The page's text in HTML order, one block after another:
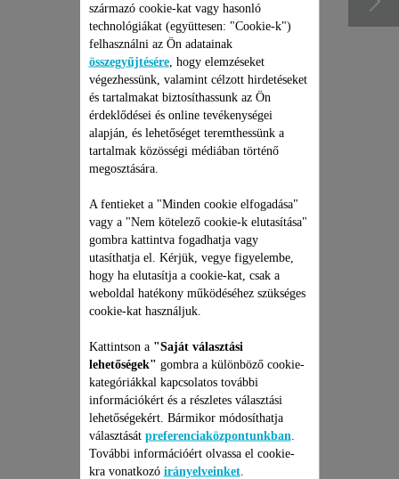
ROBOTPORSZÍVÓ
JAVÍTÁSI CSOMAG
Árajánlat, meglepetések nélkül
és 6 hónapos kiterjesztett
garancia!
53 990 Ft
származó cookie-kat vagy hasonló
technológiákat (együttesen: "Cookie-k")
felhasználni az Ön adatainak
összegyűjtésére, hogy elemzéseket
végezhessünk, valamint célzott hirdetéseket
és tartalmakat biztosíthassunk az Ön
érdeklődései és online tevékenységei
alapján, és lehetőséget teremthessünk a
tartalmak közösségi médiában történő
megosztására.
A fentieket a "Minden cookie elfogadása"
vagy a "Nem kötelező cookie-k elutasítása"
gombra kattintva fogadhatja vagy
utasíthatja el. Kérjük, vegye figyelembe,
hogy ha elutasítja a cookie-kat, csak a
weboldal hatékony működéséhez szükséges
cookie-kat használjuk.
Kattintson a "Saját választási
lehetőségek" gombra a különböző cookie-
kategóriákkal kapcsolatos további
információkért és a részletes választási
lehetőségekért. Bármikor módosíthatja
választását preferenciaközpontunkban
További információért olvassa el cookie-
kra vonatkozó irányelveinket.